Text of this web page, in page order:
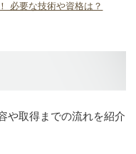
必要な技術や資格は？
や取得までの流れを紹介